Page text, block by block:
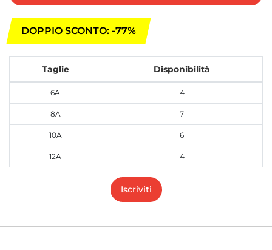
DOPPIO SCONTO: -77%
Taglie Disponibilità
6A 4
8A 7
10A 6
12A 4
Iscriviti